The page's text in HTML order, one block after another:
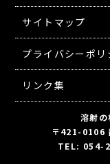
サイトマップ
プライバシーポリ
リンク集
溶射
〒421-0106
TEL: 054-